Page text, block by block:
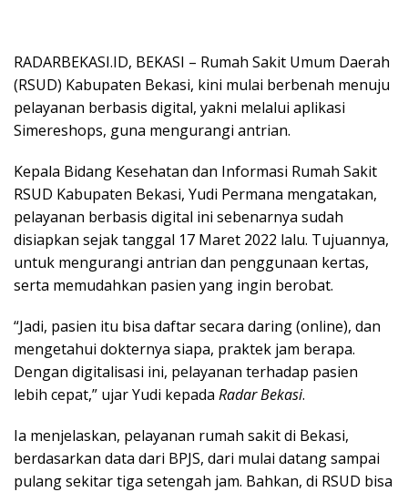
RADARBEKASI.ID, BEKASI – Rumah Sakit Umum Daerah
(RSUD) Kabupaten Bekasi, kini mulai berbenah menuju
pelayanan berbasis digital, yakni melalui aplikasi
Simereshops, guna mengurangi antrian.
Kepala Bidang Kesehatan dan Informasi Rumah Sakit
RSUD Kabupaten Bekasi, Yudi Permana mengatakan,
pelayanan berbasis digital ini sebenarnya sudah
disiapkan sejak tanggal 17 Maret 2022 lalu. Tujuannya,
untuk mengurangi antrian dan penggunaan kertas,
serta memudahkan pasien yang ingin berobat.
“Jadi, pasien itu bisa daftar secara daring (online), dan
mengetahui dokternya siapa, praktek jam berapa.
Dengan digitalisasi ini, pelayanan terhadap pasien
lebih cepat,” ujar Yudi kepada Radar Bekasi.
Ia menjelaskan, pelayanan rumah sakit di Bekasi,
berdasarkan data dari BPJS, dari mulai datang sampai
pulang sekitar tiga setengah jam. Bahkan, di RSUD bisa